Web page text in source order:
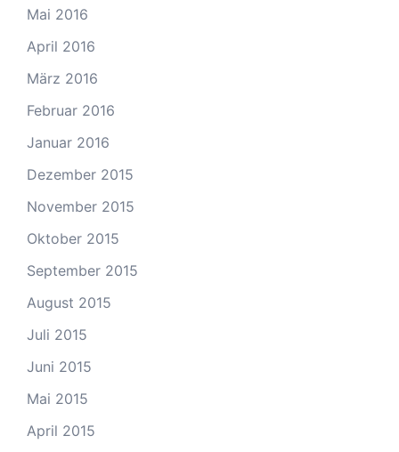
Mai 2016
April 2016
März 2016
Februar 2016
Januar 2016
Dezember 2015
November 2015
Oktober 2015
September 2015
August 2015
Juli 2015
Juni 2015
Mai 2015
April 2015